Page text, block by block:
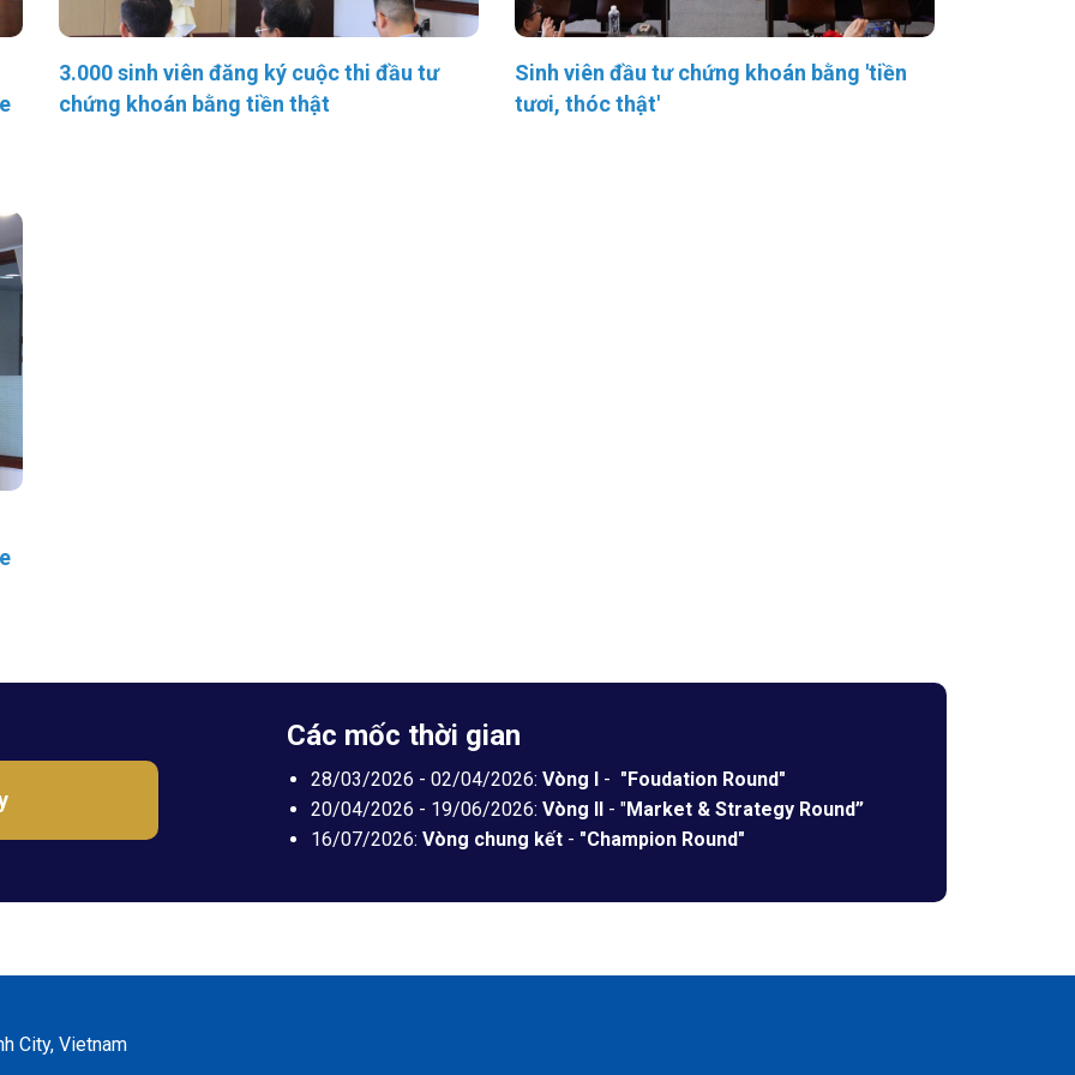
3.000 sinh viên đăng ký cuộc thi đầu tư
chứng khoán bằng tiền thật
Sinh viên đầu tư chứng khoán bằng 'tiền
tươi, thóc thật'
Các mốc thời gian
28/03/2026 - 02/04/2026: Vòng I - "Foudation Round"
20/04/2026 - 19/06/2026: Vòng II - "Market & Strategy Round”
16/07/2026: Vòng chung kết - "Champion Round"
City, Vietnam